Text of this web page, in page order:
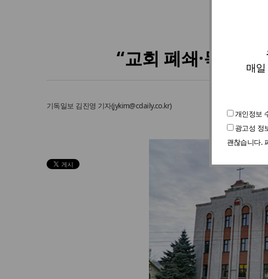
매
개인정보
광고성 정
괜찮습니다.
“교회 폐쇄·목회자
기독일보 김진영 기자(jykim@cdaily.co.kr)